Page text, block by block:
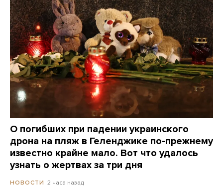
О погибших при падении украинского
дрона на пляж в Геленджике по-прежнему
известно крайне мало. Вот что удалось
узнать о жертвах за три дня
НОВОСТИ 2 часа назад